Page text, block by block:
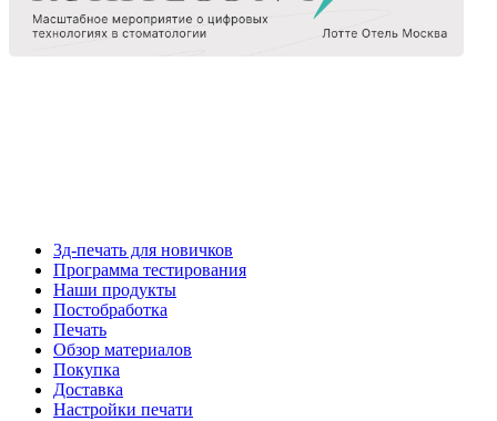
3д-печать для новичков
Программа тестирования
Наши продукты
Постобработка
Печать
Обзор материалов
Покупка
Доставка
Настройки печати